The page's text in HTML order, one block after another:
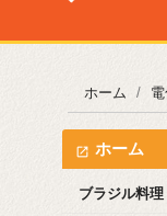
ホーム
ホーム
ブラジル料理